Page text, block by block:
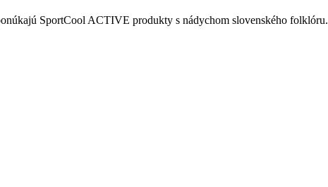
SportCool ACTIVE produkty s nádychom slovenského folklóru.